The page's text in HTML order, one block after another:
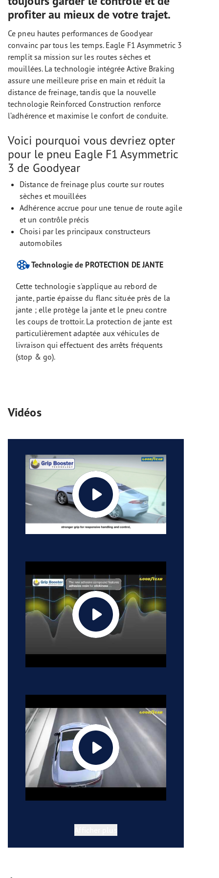
profiter au mieux de votre trajet.
Ce pneu hautes performances de Goodyear
convainc par tous les temps. Eagle F1 Asymmetric 3
remplit sa mission sur les routes sèches et
mouillées. La technologie intégrée Active Braking
assure une meilleure prise en main et réduit la
distance de freinage, tandis que la nouvelle
technologie Reinforced Construction renforce
l’adhérence et maximise le confort de conduite.
Voici pourquoi vous devriez opter
pour le pneu Eagle F1 Asymmetric
3 de Goodyear
Distance de freinage plus courte sur routes
sèches et mouillées
Adhérence accrue pour une tenue de route agile
et un contrôle précis
Choisi par les principaux constructeurs
automobiles
Technologie de PROTECTION DE JANTE
Cette technologie s'applique au rebord de
jante, partie épaisse du flanc située près de la
jante ; elle protège la jante et le pneu contre
les coups de trottoir. La protection de jante est
particulièrement adaptée aux véhicules de
livraison qui effectuent des arrêts fréquents
(stop & go).
Vidéos